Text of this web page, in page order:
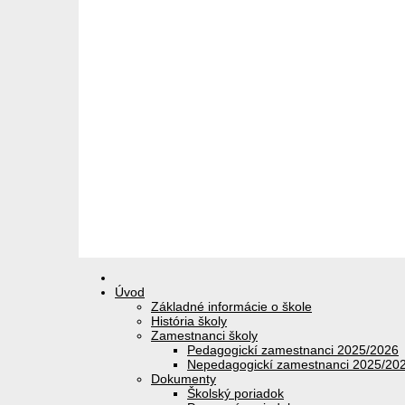
Úvod
Základné informácie o škole
História školy
Zamestnanci školy
Pedagogickí zamestnanci 2025/2026
Nepedagogickí zamestnanci 2025/
Dokumenty
Školský poriadok